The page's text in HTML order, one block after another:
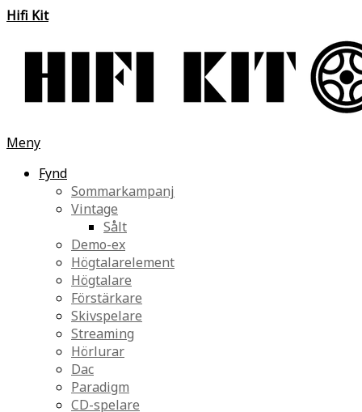
Hifi Kit
Meny
Fynd
Sommarkampanj
Vintage
Sålt
Demo-ex
Högtalarelement
Högtalare
Förstärkare
Skivspelare
Streaming
Hörlurar
Dac
Paradigm
CD-spelare